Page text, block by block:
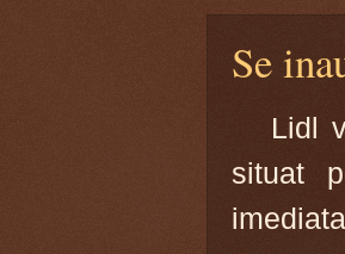
Se
Lidl
situat